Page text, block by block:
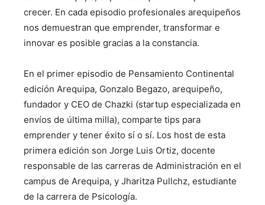
crecer. En cada episodio profesionales arequipeños
nos demuestran que emprender, transformar e
innovar es posible gracias a la constancia.
En el primer episodio de Pensamiento Continental
edición Arequipa, Gonzalo Begazo, arequipeño,
fundador y CEO de Chazki (startup especializada en
envíos de última milla), comparte tips para
emprender y tener éxito sí o sí. Los host de esta
primera edición son Jorge Luis Ortiz, docente
responsable de las carreras de Administración en el
campus de Arequipa, y Jharitza Pullchz, estudiante
de la carrera de Psicología.